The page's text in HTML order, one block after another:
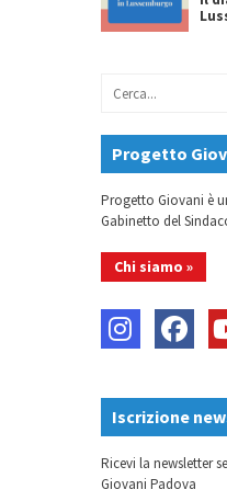
Progetto
Progetto Giovani è
Gabinetto del
Chi siamo »
Iscrizione
Ricevi la newsletter
Giovani Padova